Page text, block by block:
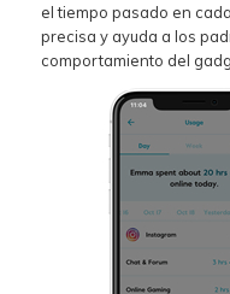
el tiempo pasado en
precisa y ayuda a los
comportamiento del